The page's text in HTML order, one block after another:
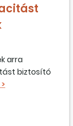
arra
biztosító
A
de mit